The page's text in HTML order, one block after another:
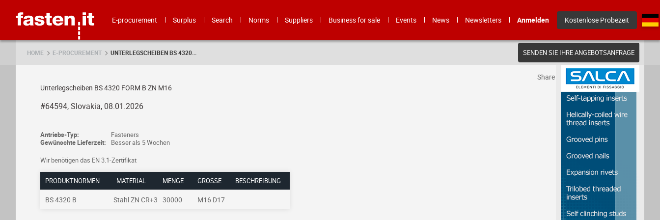
E-procurement Surplus Search Norms Suppliers Business for sale Events News Newsletters Anmelden Kostenlose Probezeit
HOME E-PROCUREMENT UNTERLEGSCHEIBEN BS 4320... SENDEN SIE IHRE ANGEBOTSANFRAGE
Unterlegscheiben BS 4320 FORM B ZN M16
#64594, Slovakia, 08.01.2026
Antriebs-Typ:
Fasteners
Gewünschte Lieferzeit:
Besser als 5 Wochen
Wir benötigen das EN 3.1-Zertifikat
PRODUKTNORMEN MATERIAL MENGE GRÖSSE BESCHREIBUNG
BS 4320 B Stahl ZN CR+3 30000 M16 D17
Share